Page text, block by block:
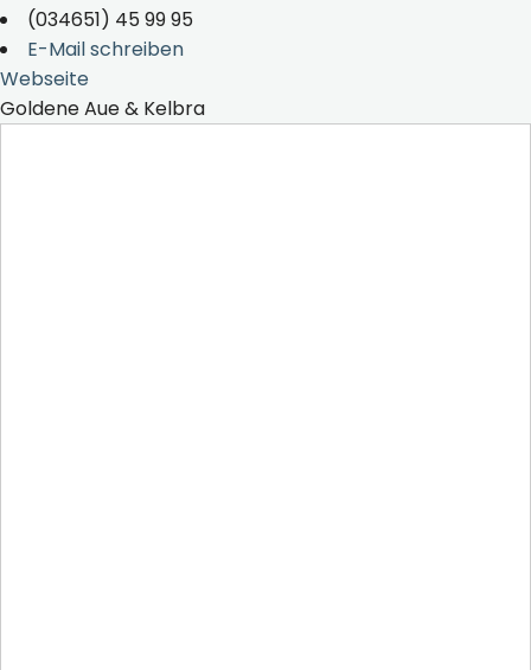
(034651) 45 99 95
E-Mail schreiben
Webseite
Goldene Aue & Kelbra